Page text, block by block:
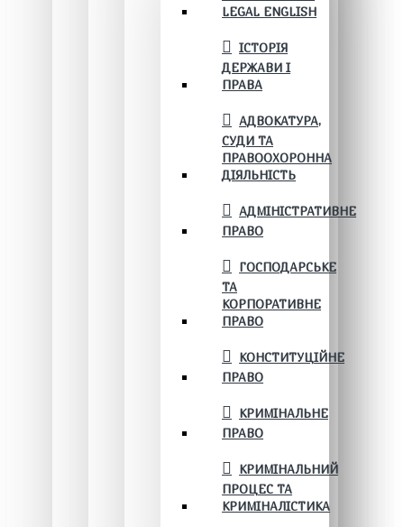
LEGAL ENGLISH
ІСТОРІЯ
ДЕРЖАВИ І
ПРАВА
АДВОКАТУРА,
СУДИ ТА
ПРАВООХОРОННА
ДІЯЛЬНІСТЬ
АДМІНІСТРАТИВНЕ
ПРАВО
ГОСПОДАРСЬКЕ
ТА
КОРПОРАТИВНЕ
ПРАВО
КОНСТИТУЦІЙНЕ
ПРАВО
КРИМІНАЛЬНЕ
ПРАВО
КРИМІНАЛЬНИЙ
ПРОЦЕС ТА
КРИМІНАЛІСТИКА